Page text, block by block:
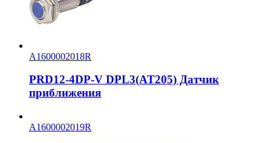
A1600002018R
PRD12-4DP-V DPL3(AT205) Датчик
приближения
A1600002019R